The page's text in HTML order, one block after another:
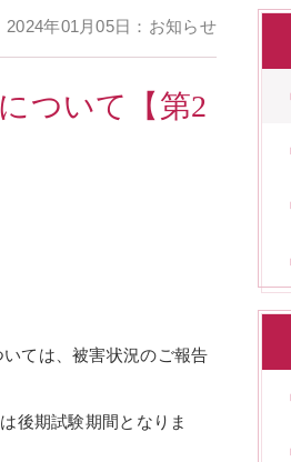
2024年01月05日：お知らせ
ついて【第2
ては、被害状況のご報告
後期試験期間となりま